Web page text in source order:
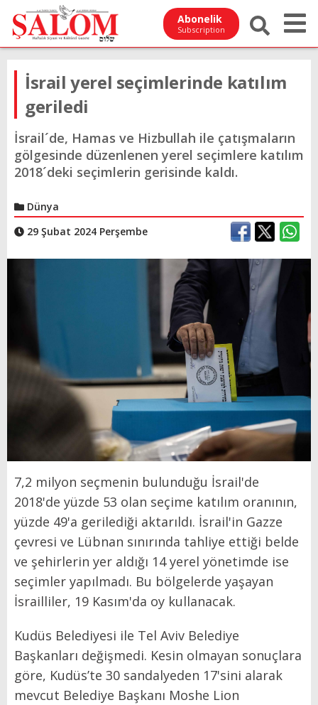
Abonelik
Subscription
İsrail yerel seçimlerinde katılım
geriledi
İsrail´de, Hamas ve Hizbullah ile çatışmaların
gölgesinde düzenlenen yerel seçimlere katılım
2018´deki seçimlerin gerisinde kaldı.
Dünya
29 Şubat 2024 Perşembe
7,2 milyon seçmenin bulunduğu İsrail'de
2018'de yüzde 53 olan seçime katılım oranının,
yüzde 49'a gerilediği aktarıldı. İsrail'in Gazze
çevresi ve Lübnan sınırında tahliye ettiği belde
ve şehirlerin yer aldığı 14 yerel yönetimde ise
seçimler yapılmadı. Bu bölgelerde yaşayan
İsrailliler, 19 Kasım'da oy kullanacak.
Kudüs Belediyesi ile Tel Aviv Belediye
Başkanları değişmedi. Kesin olmayan sonuçlara
göre, Kudüs’te 30 sandalyeden 17'sini alarak
mevcut Belediye Başkanı Moshe Lion